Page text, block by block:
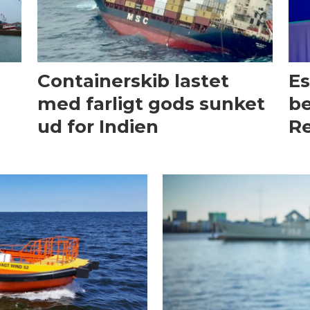
Containerskib lastet
med farligt gods sunket
ud for Indien